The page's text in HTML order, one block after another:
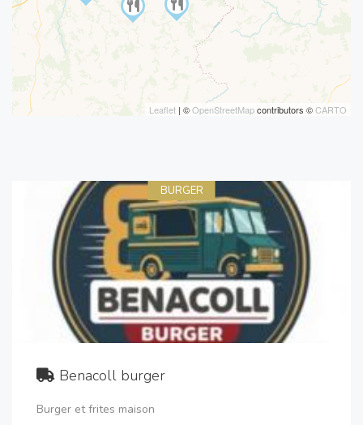
Leaflet | ©OpenStreetMapcontributors ©CARTO
BURGER
Benacoll burger
Burger et frites maison